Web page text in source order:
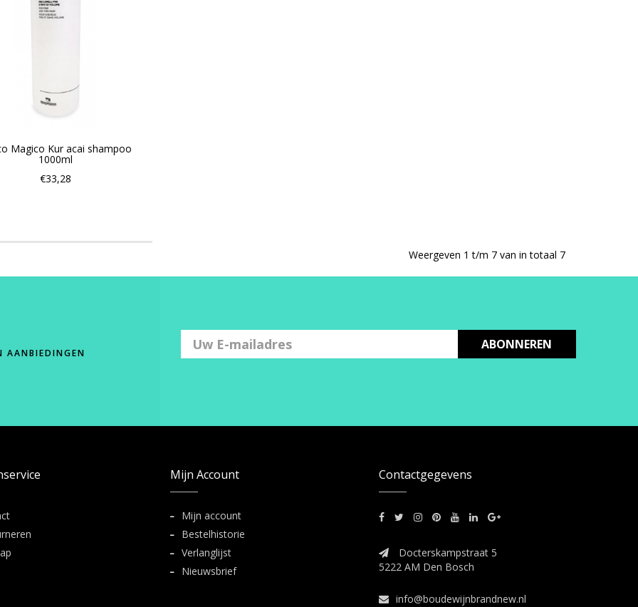
Magico Kur acai shampoo
1000ml
€33,28
Weergeven 1 t/m 7 van in totaal 7
AANBIEDINGEN
ABONNEREN
Mijn Account
Mijn account
Bestelhistorie
Verlanglijst
Nieuwsbrief
Contactgegevens
Docterskampstraat 5
5222 AM Den Bosch
info@boudewijnbrandnew.nl